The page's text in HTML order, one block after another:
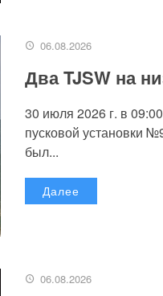
06.08.2026
Два TJSW на
30 июля 2026 г. в
пусковой установки
был...
Далее
06.08.2026